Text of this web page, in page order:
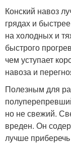
Конский навоз
грядах и
на холодных и
быстрого
чем уступает
навоза и
Полезным для
но не свежий.
вреден. Он
лучше